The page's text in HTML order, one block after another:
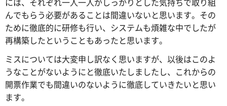
んでもらう必要があることは間違いないと思います。その
ために徹底的に研修も行い、システムも煩雑な中でしたが
再構築したということもあったと思います。
ミスについては大変申し訳なく思いますが、以後はこのよ
うなことがないようにと徹底いたしましたし、これからの
開票作業でも間違いのないように徹底していきたいと思い
ます。